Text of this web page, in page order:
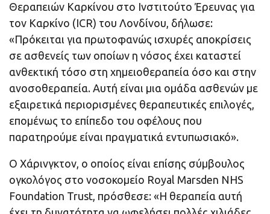
Θεραπειών Καρκίνου στο Ινστιτούτο Έρευνας για
τον Καρκίνο (ICR) του Λονδίνου, δήλωσε:
«Πρόκειται για πρωτοφανώς ισχυρές αποκρίσεις
σε ασθενείς των οποίων η νόσος έχει καταστεί
ανθεκτική τόσο στη χημειοθεραπεία όσο και στην
ανοσοθεραπεία. Αυτή είναι μια ομάδα ασθενών με
εξαιρετικά περιορισμένες θεραπευτικές επιλογές,
επομένως το επίπεδο του οφέλους που
παρατηρούμε είναι πραγματικά εντυπωσιακό».
Ο Χάρινγκτον, ο οποίος είναι επίσης σύμβουλος
ογκολόγος στο νοσοκομείο Royal Marsden NHS
Foundation Trust, πρόσθεσε: «Η θεραπεία αυτή